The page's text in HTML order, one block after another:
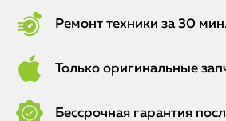
Ремонт техники за 30 мин.
Только оригинальные
Бессрочная гарантия